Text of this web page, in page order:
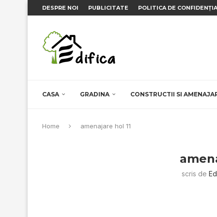
DESPRE NOI PUBLICITATE POLITICA DE
CASA GRADINA CONSTRUCTII SI
Home amenajare hol 11
scris de